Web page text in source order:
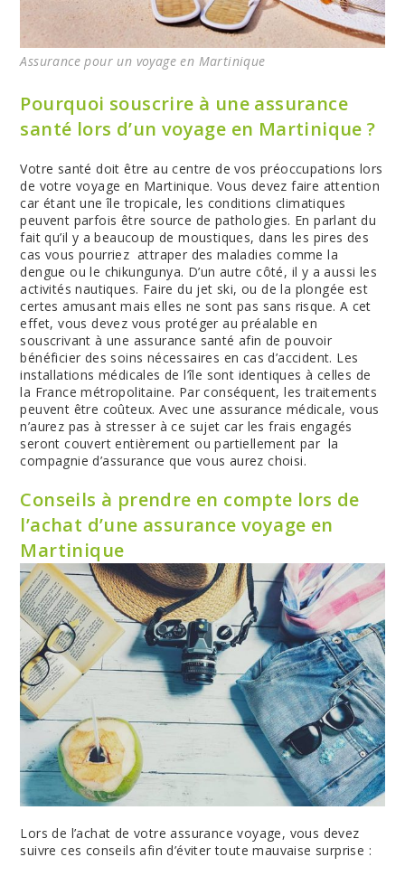
Assurance pour un voyage en Martinique
Pourquoi souscrire à une assurance
santé lors d’un voyage en Martinique ?
Votre santé doit être au centre de vos préoccupations lors
de votre voyage en Martinique. Vous devez faire attention
car étant une île tropicale, les conditions climatiques
peuvent parfois être source de pathologies. En parlant du
fait qu’il y a beaucoup de moustiques, dans les pires des
cas vous pourriez attraper des maladies comme la
dengue ou le chikungunya. D’un autre côté, il y a aussi les
activités nautiques. Faire du jet ski, ou de la plongée est
certes amusant mais elles ne sont pas sans risque. A cet
effet, vous devez vous protéger au préalable en
souscrivant à une assurance santé afin de pouvoir
bénéficier des soins nécessaires en cas d’accident. Les
installations médicales de l’île sont identiques à celles de
la France métropolitaine. Par conséquent, les traitements
peuvent être coûteux. Avec une assurance médicale, vous
n’aurez pas à stresser à ce sujet car les frais engagés
seront couvert entièrement ou partiellement par la
compagnie d’assurance que vous aurez choisi.
Conseils à prendre en compte lors de
l’achat d’une assurance voyage en
Martinique
Lors de l’achat de votre assurance voyage, vous devez
suivre ces conseils afin d’éviter toute mauvaise surprise :